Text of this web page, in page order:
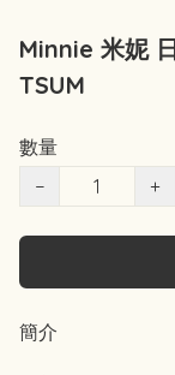
Minnie 米妮
TSUM
數量
−
+
簡介